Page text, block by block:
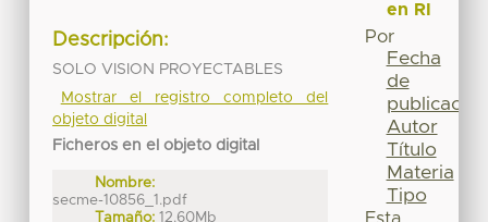
Descripción:
SOLO VISION PROYECTABLES
Mostrar el registro completo del
objeto digital
Ficheros en el objeto digital
Nombre:
secme-10856_1.pdf
Tamaño: 12.60Mb
en RI
Por
Fecha
de
publicación
Autor
Título
Materia
Tipo